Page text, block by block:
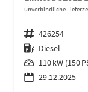
unverbindliche
Fahrzeugnr. 426254
Kraftstoff Diesel
Leistung 110 kW (150
29.12.2025